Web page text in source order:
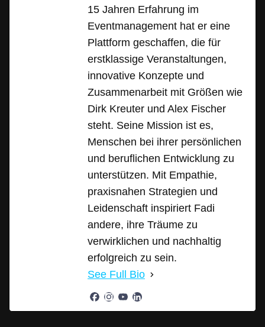
15 Jahren Erfahrung im
Eventmanagement hat er eine
Plattform geschaffen, die für
erstklassige Veranstaltungen,
innovative Konzepte und
Zusammenarbeit mit Größen wie
Dirk Kreuter und Alex Fischer
steht. Seine Mission ist es,
Menschen bei ihrer persönlichen
und beruflichen Entwicklung zu
unterstützen. Mit Empathie,
praxisnahen Strategien und
Leidenschaft inspiriert Fadi
andere, ihre Träume zu
verwirklichen und nachhaltig
erfolgreich zu sein.
See Full Bio